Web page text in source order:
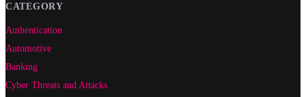
CATEGORY
Authentication
Automotive
Banking
Cyber Threats and Attacks